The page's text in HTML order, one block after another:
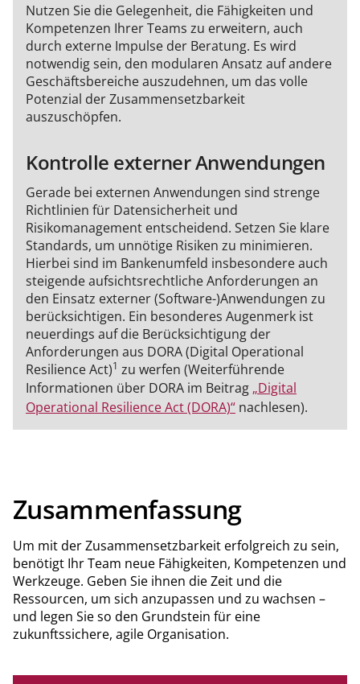
Nutzen Sie die Gelegenheit, die Fähigkeiten und
Kompetenzen Ihrer Teams zu erweitern, auch
durch externe Impulse der Beratung. Es wird
notwendig sein, den modularen Ansatz auf andere
Geschäftsbereiche auszudehnen, um das volle
Potenzial der Zusammensetzbarkeit
auszuschöpfen.
Kontrolle externer Anwendungen
Gerade bei externen Anwendungen sind strenge
Richtlinien für Datensicherheit und
Risikomanagement entscheidend. Setzen Sie klare
Standards, um unnötige Risiken zu minimieren.
Hierbei sind im Bankenumfeld insbesondere auch
steigende aufsichtsrechtliche Anforderungen an
den Einsatz externer (Software-)Anwendungen zu
berücksichtigen. Ein besonderes Augenmerk ist
neuerdings auf die Berücksichtigung der
Anforderungen aus DORA (Digital Operational
Resilience Act)1 zu werfen (Weiterführende
Informationen über DORA im Beitrag „Digital
Operational Resilience Act (DORA)“ nachlesen).
Zusammenfassung
Um mit der Zusammensetzbarkeit erfolgreich zu sein,
benötigt Ihr Team neue Fähigkeiten, Kompetenzen und
Werkzeuge. Geben Sie ihnen die Zeit und die
Ressourcen, um sich anzupassen und zu wachsen –
und legen Sie so den Grundstein für eine
zukunftssichere, agile Organisation.